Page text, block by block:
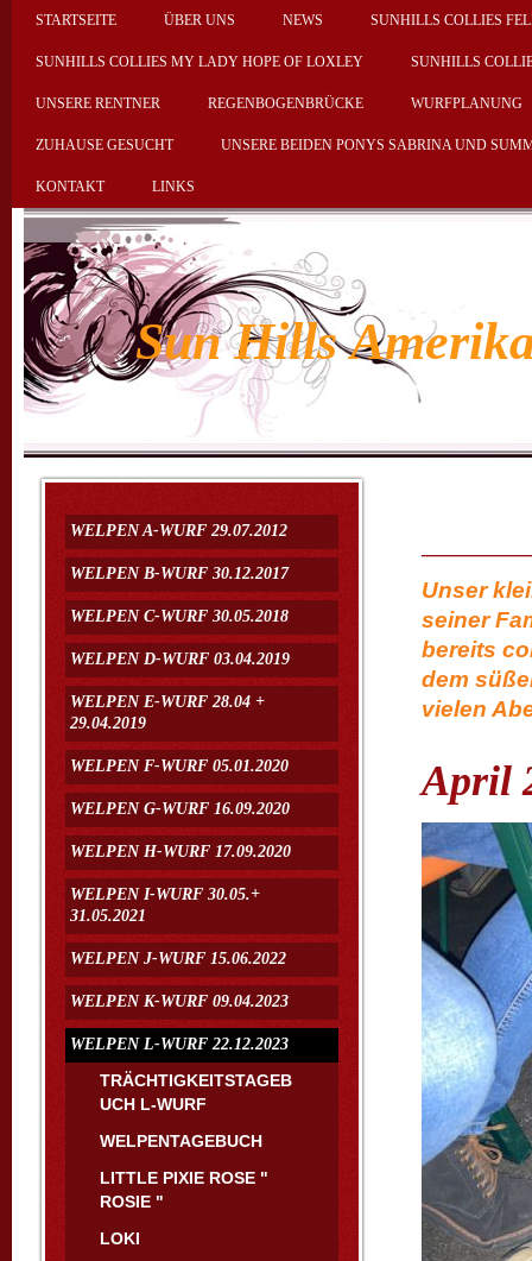
STARTSEITE ÜBER UNS NEWS SUNHILLS COLLIES
SUNHILLS COLLIES MY LADY HOPE OF LOXLEY SUNHILLS
UNSERE RENTNER REGENBOGENBRÜCKE WURFPLANUNG
ZUHAUSE GESUCHT UNSERE BEIDEN PONYS SABRINA UND
KONTAKT LINKS
Sun Hills
WELPEN A-WURF 29.07.2012
WELPEN B-WURF 30.12.2017
WELPEN C-WURF 30.05.2018
WELPEN D-WURF 03.04.2019
WELPEN E-WURF 28.04 +
29.04.2019
WELPEN F-WURF 05.01.2020
WELPEN G-WURF 16.09.2020
WELPEN H-WURF 17.09.2020
WELPEN I-WURF 30.05.+
31.05.2021
WELPEN J-WURF 15.06.2022
WELPEN K-WURF 09.04.2023
WELPEN L-WURF 22.12.2023
TRÄCHTIGKEITSTAGEB
UCH L-WURF
WELPENTAGEBUCH
LITTLE PIXIE ROSE "
ROSIE "
LOKI
Unser
seiner
bereits
dem
vielen
April